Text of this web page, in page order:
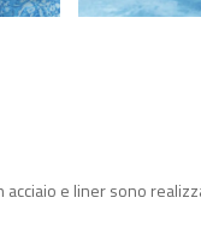
acciaio e liner sono